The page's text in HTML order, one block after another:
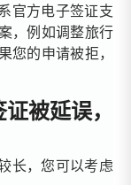
官方电子签证支
，例如调整旅行
您的申请被拒，
被延误，
长，您可以考虑